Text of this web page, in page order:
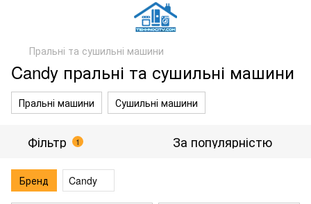
Пральні та сушильні машини
Candy пральні та сушильні машини
Пральні машини Сушильні машини
Фільтр 1 За популярністю
Бренд Candy